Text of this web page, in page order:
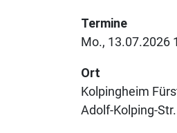
Termine
Mo., 13.07.2026
Ort
Kolpingheim
Adolf-Kolping-